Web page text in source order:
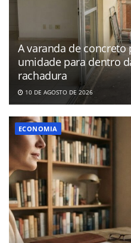
A varanda de concreto
umidade para dentro
rachadura
10 DE AGOSTO DE 2026
ECONOMIA